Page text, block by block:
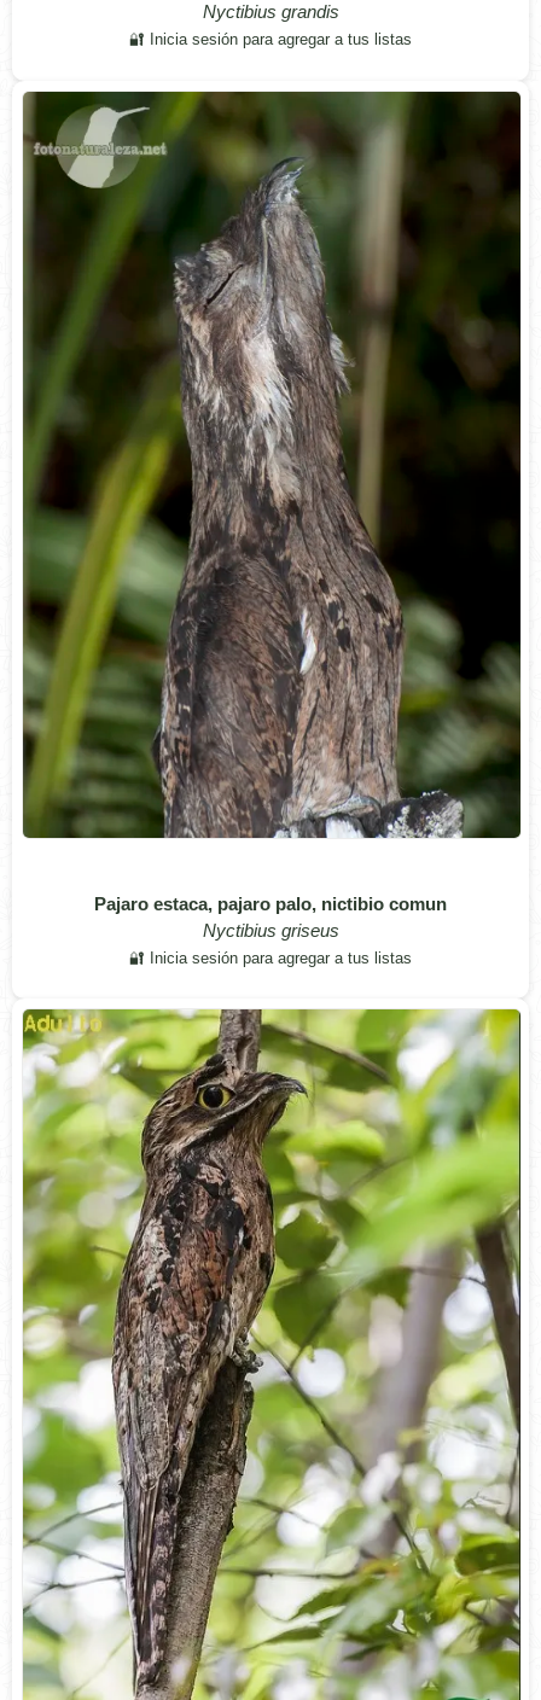
Nyctibius grandis
🔐 Inicia sesión para agregar a tus listas
Pajaro estaca, pajaro palo, nictibio comun
Nyctibius griseus
🔐 Inicia sesión para agregar a tus listas